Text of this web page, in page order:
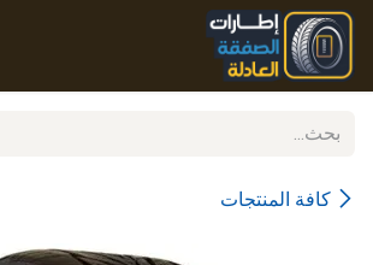
تخطي للذهاب إلى المحتوى
كافة المنتجات